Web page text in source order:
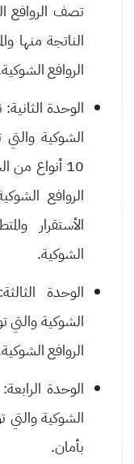
تصف الروافع
الناتجة منها
الروافع الشوكية
الوحدة
الشوكية
10 أنواع
الروافع
الأستقرار
الشوكية.
الوحدة
الروافع الشوكية
الوحدة
بأمان.